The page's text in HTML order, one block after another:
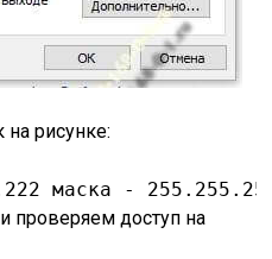
рисунке:
маска -
проверяем доступ на